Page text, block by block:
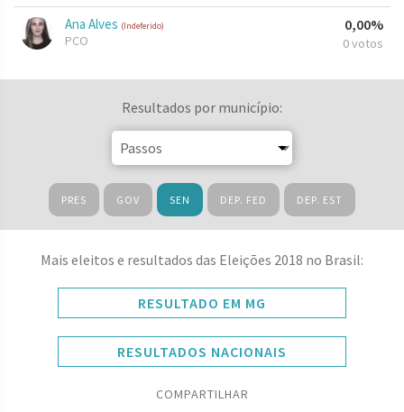
Ana Alves (Indeferido)
PCO
0,00%
0 votos
Resultados por município:
PRES GOV SEN DEP. FED DEP. EST
Mais eleitos e resultados das Eleições 2018 no Brasil:
RESULTADO EM MG
RESULTADOS NACIONAIS
COMPARTILHAR